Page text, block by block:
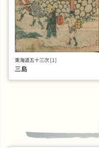
東海道五十三次 [1]
三島